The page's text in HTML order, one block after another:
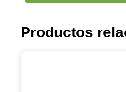
Productos